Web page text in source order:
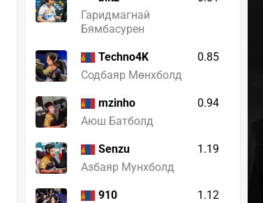
Гаридмагнай
Бямбасурен
Techno4K
Содбаяр Мөнхболд
0.85
mzinho
Аюш Батболд
0.94
Senzu
Азбаяр Мунхболд
1.19
910
1.12